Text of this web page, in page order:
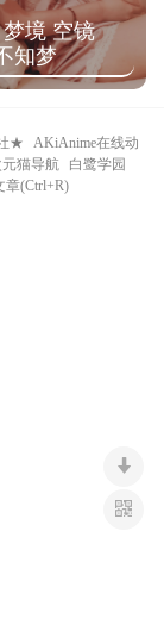
t
o
境 空镜
知梦
★
AKiAnime在线动
元猫导航
白鹭学园
章(Ctrl+R)